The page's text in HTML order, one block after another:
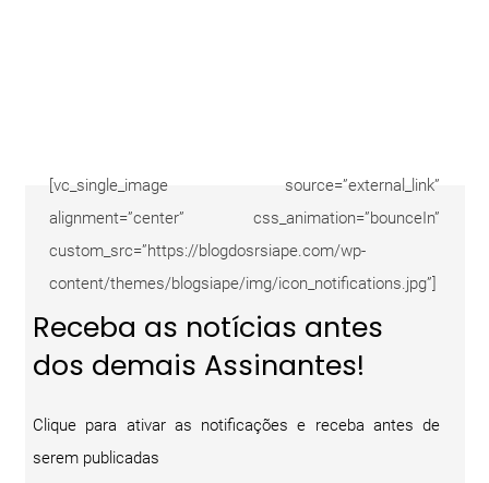
[vc_single_image source=”external_link”
alignment=”center” css_animation=”bounceIn”
custom_src=”https://blogdosrsiape.com/wp-
content/themes/blogsiape/img/icon_notifications.jpg”]
Receba as notícias antes
dos demais Assinantes!
Clique para ativar as notificações e receba antes de
serem publicadas